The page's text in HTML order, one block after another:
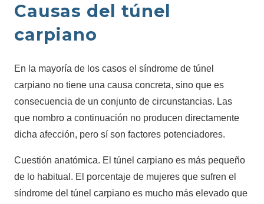
Causas del túnel
carpiano
En la mayoría de los casos el síndrome de túnel
carpiano no tiene una causa concreta, sino que es
consecuencia de un conjunto de circunstancias. Las
que nombro a continuación no producen directamente
dicha afección, pero sí son factores potenciadores.
Cuestión anatómica. El túnel carpiano es más pequeño
de lo habitual. El porcentaje de mujeres que sufren el
síndrome del túnel carpiano es mucho más elevado que